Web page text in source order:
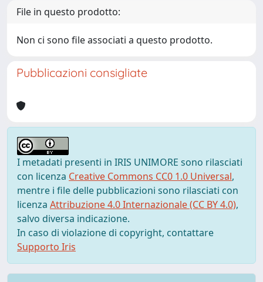
File in questo prodotto:
Non ci sono file associati a questo prodotto.
Pubblicazioni consigliate
I metadati presenti in IRIS UNIMORE sono rilasciati
con licenza Creative Commons CC0 1.0 Universal,
mentre i file delle pubblicazioni sono rilasciati con
licenza Attribuzione 4.0 Internazionale (CC BY 4.0),
salvo diversa indicazione.
In caso di violazione di copyright, contattare
Supporto Iris